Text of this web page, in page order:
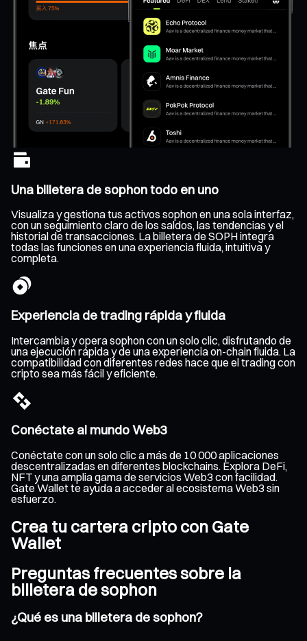
Una billetera de sophon todo en uno
Visualiza y gestiona tus activos sophon en una sola interfaz,
con un seguimiento claro de los saldos, las tendencias y el
historial de transacciones. La billetera de SOPH integra
todas las funciones en una experiencia fluida, intuitiva y
completa.
Experiencia de trading rápida y fluida
Intercambia y opera sophon con un solo clic, disfrutando de
una ejecución rápida y de una experiencia on-chain fluida. La
compatibilidad con diferentes redes hace que el trading con
cripto sea más fácil y eficiente.
Conéctate al mundo Web3
Conéctate con un solo clic a más de 10 000 aplicaciones
descentralizadas en diferentes blockchains. Explora DeFi,
NFT y una amplia gama de servicios Web3 con facilidad.
Gate Wallet te ayuda a acceder al ecosistema Web3 sin
esfuerzo.
Crea tu cartera cripto con Gate
Wallet
Preguntas frecuentes sobre la
billetera de sophon
¿Qué es una billetera de sophon?